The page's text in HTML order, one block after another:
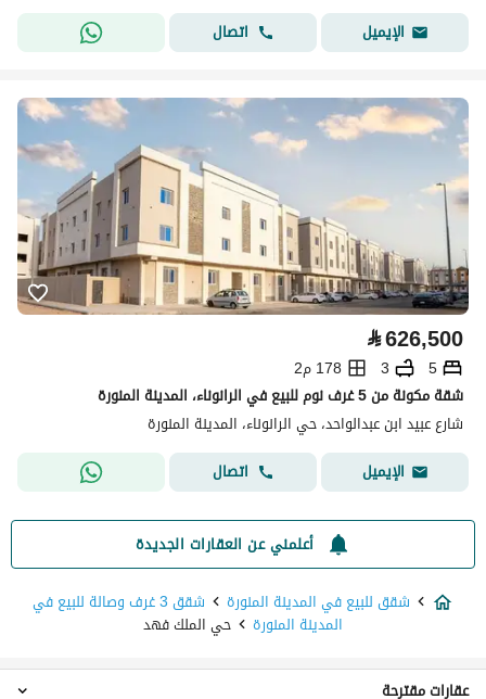
الإيميل
اتصال
⃁626,500
5
3
178 م2
شقة مكونة من 5 غرف نوم للبيع في الرانوناء، المدينة المنورة
شارع عبيد ابن عبدالواحد، حي الرانوناء، المدينة المنورة
الإيميل
اتصال
أعلمني عن العقارات الجديدة
شقق للبيع في المدينة المنورة
شقق 3 غرف وصالة للبيع في
المدينة المنورة حي الملك فهد
عقارات مقترحة